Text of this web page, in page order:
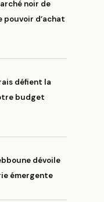
noir de
pouvoir d’achat
défient la
budget
dévoile
émergente